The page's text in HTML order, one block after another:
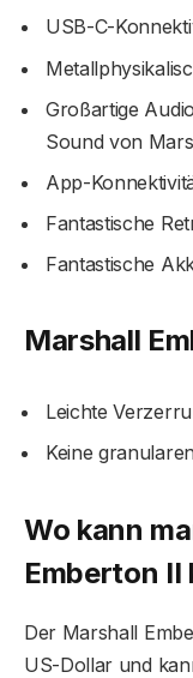
USB-C-
Großartige
Sound von
App-
Fantastische
Fantastische
Marshall
Leichte
Keine
Wo kann
Emberton II
Der Marshall
US-Dollar und